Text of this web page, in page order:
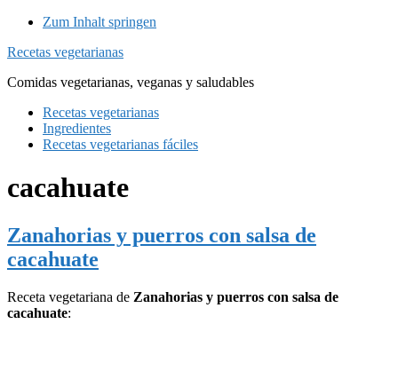
Zum Inhalt springen
Recetas vegetarianas
Comidas vegetarianas, veganas y saludables
Recetas vegetarianas
Ingredientes
Recetas vegetarianas fáciles
cacahuate
Zanahorias y puerros con salsa de
cacahuate
Receta vegetariana de Zanahorias y puerros con salsa de
cacahuate: